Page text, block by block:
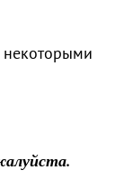
некоторыми